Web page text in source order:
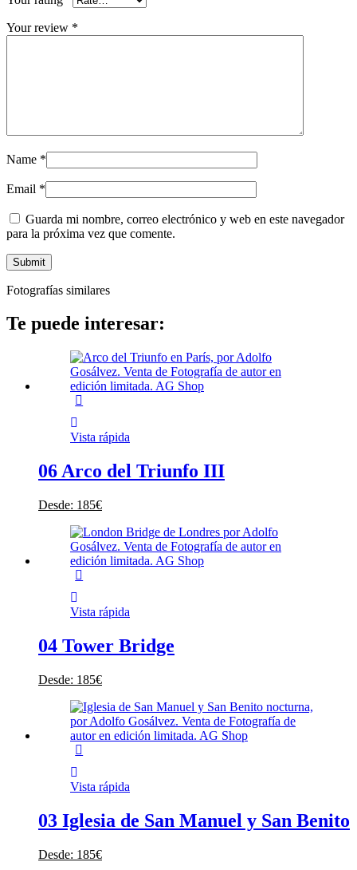
Your review *
Name *
Email *
Guarda mi nombre, correo electrónico y web en este navegador
para la próxima vez que comente.
Fotografías similares
Te puede interesar:
Vista rápida
06 Arco del Triunfo III
Desde: 185€
Vista rápida
04 Tower Bridge
Desde: 185€
Vista rápida
03 Iglesia de San Manuel y San Benito
Desde: 185€